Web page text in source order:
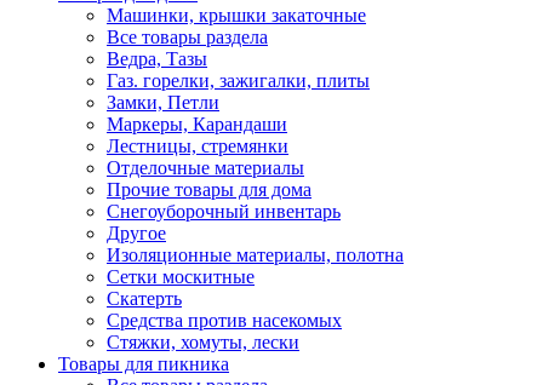
Машинки, крышки закаточные
Все товары раздела
Ведра, Тазы
Газ. горелки, зажигалки, плиты
Замки, Петли
Маркеры, Карандаши
Лестницы, стремянки
Отделочные материалы
Прочие товары для дома
Снегоуборочный инвентарь
Другое
Изоляционные материалы, полотна
Сетки москитные
Скатерть
Средства против насекомых
Стяжки, хомуты, лески
Товары для пикника